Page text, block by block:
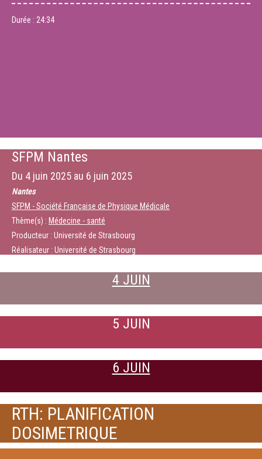
Durée : 24:34
SFPM Nantes
Du 4 juin 2025 au 6 juin 2025
Nantes
SFPM - Société Française de Physique Médicale
Thème(s) : Médecine - santé
Producteur : Université de Strasbourg
Réalisateur : Université de Strasbourg
4 JUIN
5 JUIN
6 JUIN
RTH: PLANIFICATION
DOSIMETRIQUE